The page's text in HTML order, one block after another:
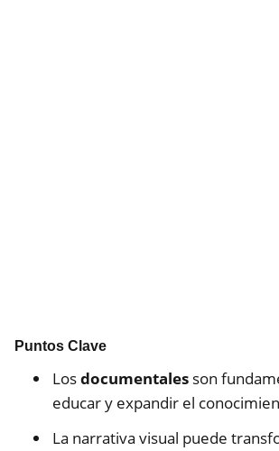
Puntos Clave
Losdocumentales son
educar y expandir el
La narrativa visual puede